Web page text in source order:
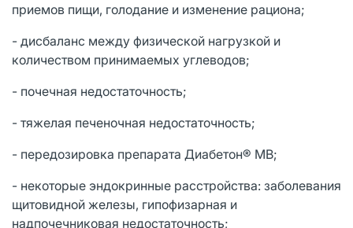
приемов пищи, голодание и изменение рациона;
- дисбаланс между физической нагрузкой и
количеством принимаемых углеводов;
- почечная недостаточность;
- тяжелая печеночная недостаточность;
- передозировка препарата Диабетон® МВ;
- некоторые эндокринные расстройства: заболевания
щитовидной железы, гипофизарная и
надпочечниковая недостаточность;